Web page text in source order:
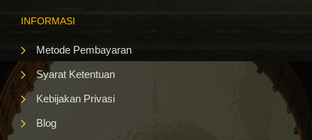
INFORMASI
Metode Pembayaran
Syarat Ketentuan
Kebijakan Privasi
Blog